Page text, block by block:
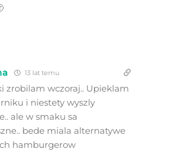
13 lat temu
zrobilam wczoraj.. Upieklam
i niestety wyszly
ale w smaku sa
bede miala alternatywe
hamburgerow